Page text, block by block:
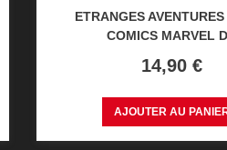
ETRANGES AVENTURES
COMICS MARVEL
Prix
14,90 €
AJOUTER AU